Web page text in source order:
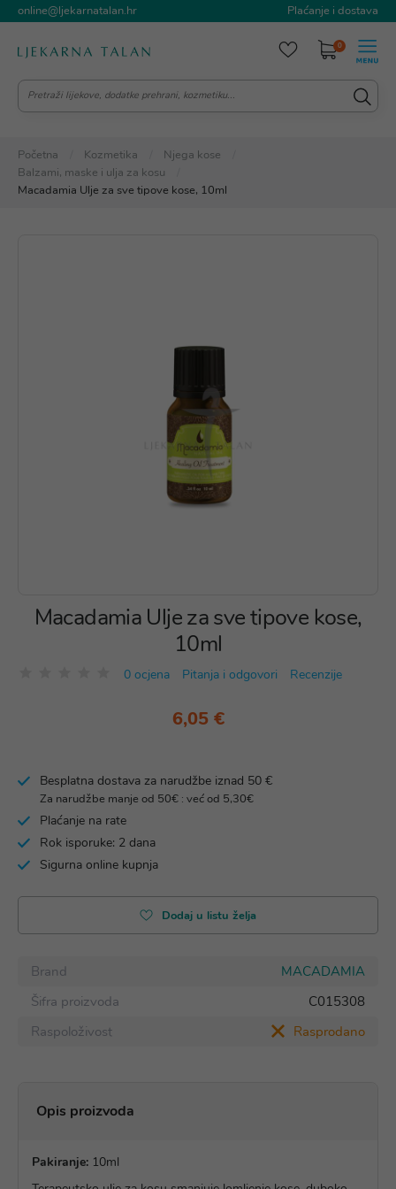
online@ljekarnatalan.hr Plaćanje i dostava
0
Početna Kozmetika
Njega kose
Balzami, maske i ulja za kosu
Macadamia Ulje za sve tipove kose, 10ml
Macadamia Ulje za sve tipove kose,
10ml
0 ocjena Pitanja i odgovori Recenzije
6,05 €
Besplatna dostava za narudžbe iznad 50 €
Za narudžbe manje od 50€ : već od 5,30€
Plaćanje na rate
Rok isporuke: 2 dana
Sigurna online kupnja
Dodaj u listu želja
Brand
MACADAMIA
Šifra proizvoda
C015308
Raspoloživost
Rasprodano
Opis proizvoda
Pakiranje: 10ml